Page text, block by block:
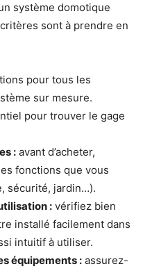
système domotique
sont à prendre en
pour tous les
sur mesure.
pour trouver le gage
: avant d’acheter,
fonctions que vous
sécurité, jardin…).
: vérifiez bien
installé facilement dans
intuitif à utiliser.
équipements : assurez-